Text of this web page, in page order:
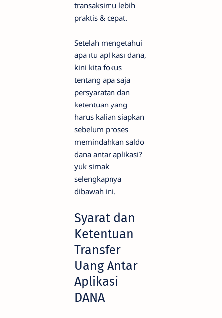
transaksimu lebih
praktis & cepat.
Setelah mengetahui
apa itu aplikasi dana,
kini kita fokus
tentang apa saja
persyaratan dan
ketentuan yang
harus kalian siapkan
sebelum proses
memindahkan saldo
dana antar aplikasi?
yuk simak
selengkapnya
dibawah ini.
Syarat dan
Ketentuan
Transfer
Uang Antar
Aplikasi
DANA